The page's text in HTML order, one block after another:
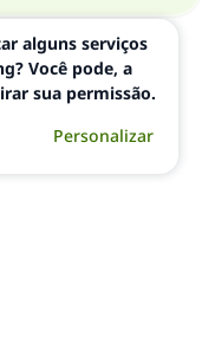
alguns serviços
Você pode, a
sua permissão.
Personalizar